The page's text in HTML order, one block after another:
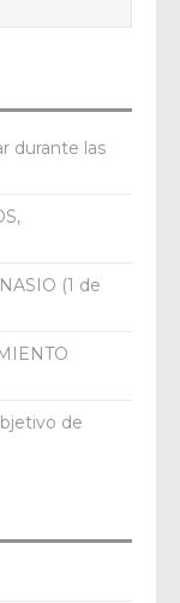
durante las
(1 de
de